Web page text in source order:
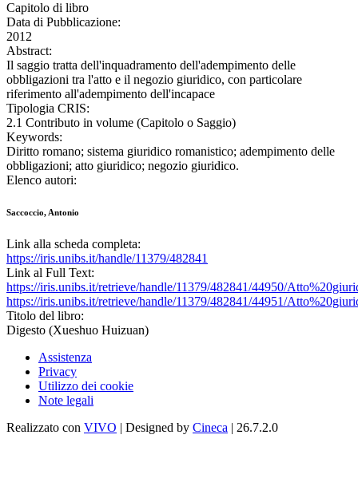
Capitolo di libro
Data di Pubblicazione:
2012
Abstract:
Il saggio tratta dell'inquadramento dell'adempimento delle
obbligazioni tra l'atto e il negozio giuridico, con particolare
riferimento all'adempimento dell'incapace
Tipologia CRIS:
2.1 Contributo in volume (Capitolo o Saggio)
Keywords:
Diritto romano; sistema giuridico romanistico; adempimento delle
obbligazioni; atto giuridico; negozio giuridico.
Elenco autori:
Saccoccio, Antonio
Link alla scheda completa:
https://iris.unibs.it/handle/11379/482841
Link al Full Text:
https://iris.unibs.it/retrieve/handle/11379/482841/44950/
https://iris.unibs.it/retrieve/handle/11379/482841/44951/
Titolo del libro:
Digesto (Xueshuo Huizuan)
Assistenza
Privacy
Utilizzo dei cookie
Note legali
Realizzato con VIVO | Designed by Cineca | 26.7.2.0